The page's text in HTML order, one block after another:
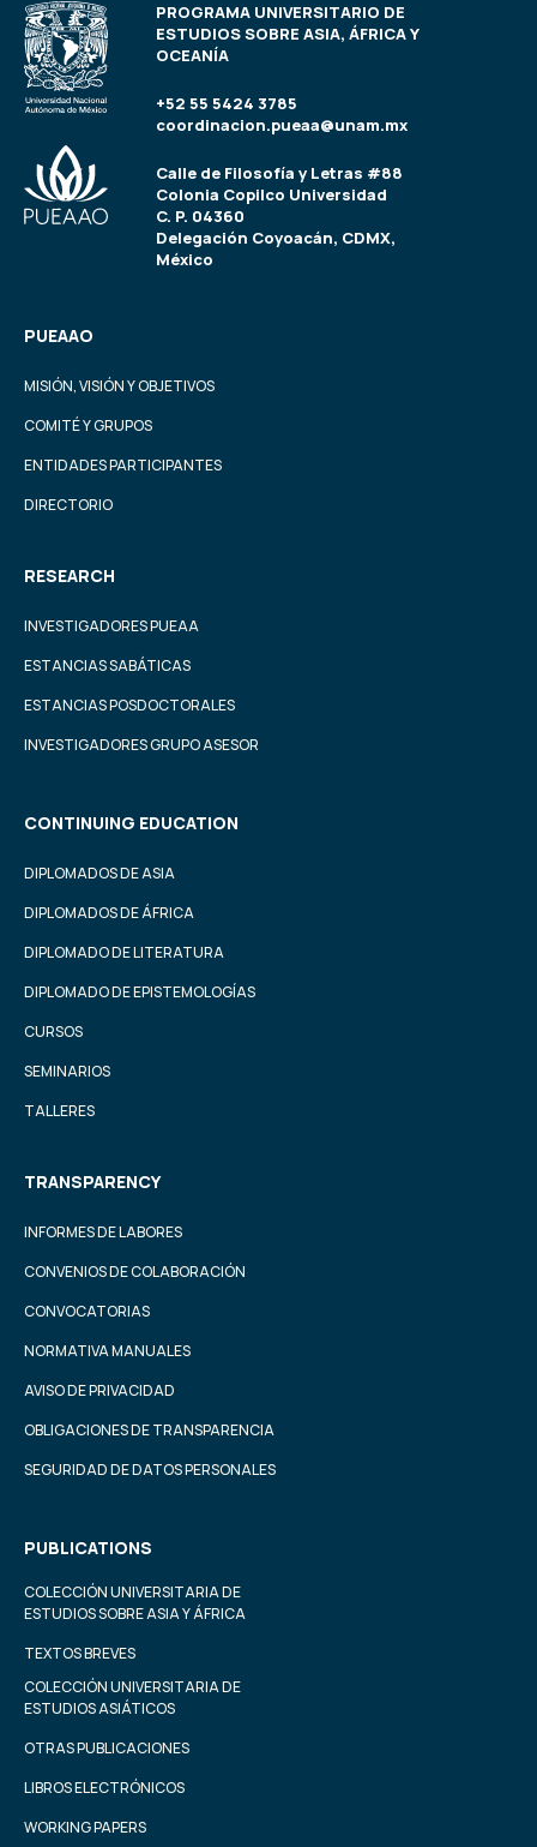
PROGRAMA UNIVERSITARIO DE
ESTUDIOS SOBRE ASIA, ÁFRICA Y
OCEANÍA
+52 55 5424 3785
coordinacion.pueaa@unam.mx
Calle de Filosofía y Letras #88
Colonia Copilco Universidad
C. P. 04360
Delegación Coyoacán, CDMX,
México
PUEAAO
MISIÓN, VISIÓN Y OBJETIVOS
COMITÉ Y GRUPOS
ENTIDADES PARTICIPANTES
DIRECTORIO
RESEARCH
INVESTIGADORES PUEAA
ESTANCIAS SABÁTICAS
ESTANCIAS POSDOCTORALES
INVESTIGADORES GRUPO ASESOR
CONTINUING EDUCATION
DIPLOMADOS DE ASIA
DIPLOMADOS DE ÁFRICA
DIPLOMADO DE LITERATURA
DIPLOMADO DE EPISTEMOLOGÍAS
CURSOS
SEMINARIOS
TALLERES
TRANSPARENCY
INFORMES DE LABORES
CONVENIOS DE COLABORACIÓN
CONVOCATORIAS
NORMATIVA MANUALES
AVISO DE PRIVACIDAD
OBLIGACIONES DE TRANSPARENCIA
SEGURIDAD DE DATOS PERSONALES
PUBLICATIONS
COLECCIÓN UNIVERSITARIA DE
ESTUDIOS SOBRE ASIA Y ÁFRICA
TEXTOS BREVES
COLECCIÓN UNIVERSITARIA DE
ESTUDIOS ASIÁTICOS
OTRAS PUBLICACIONES
LIBROS ELECTRÓNICOS
WORKING PAPERS